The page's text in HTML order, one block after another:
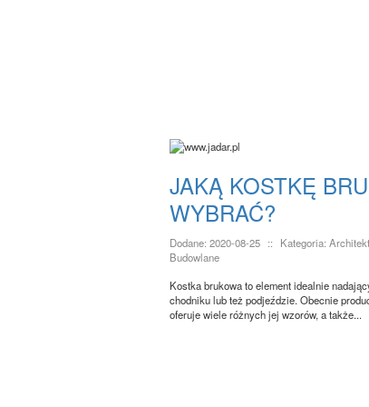
JAKĄ KOSTKĘ
WYBRAĆ?
Dodane: 2020-08-25 ::
Kategoria:
Budowlane
Kostka brukowa to element idealnie
chodniku lub też podjeździe. Obecnie
oferuje wiele różnych jej wzorów, a także...